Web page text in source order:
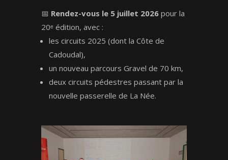
📅 Rendez-vous le 5 juillet 2026pour la
20ᵉ édition, avec :
les circuits 2025 (dont la Côte de
Cadoudal),
un nouveau parcours Gravel de 70 km,
deux circuits pédestres passant par la
nouvelle passerelle de La Née.